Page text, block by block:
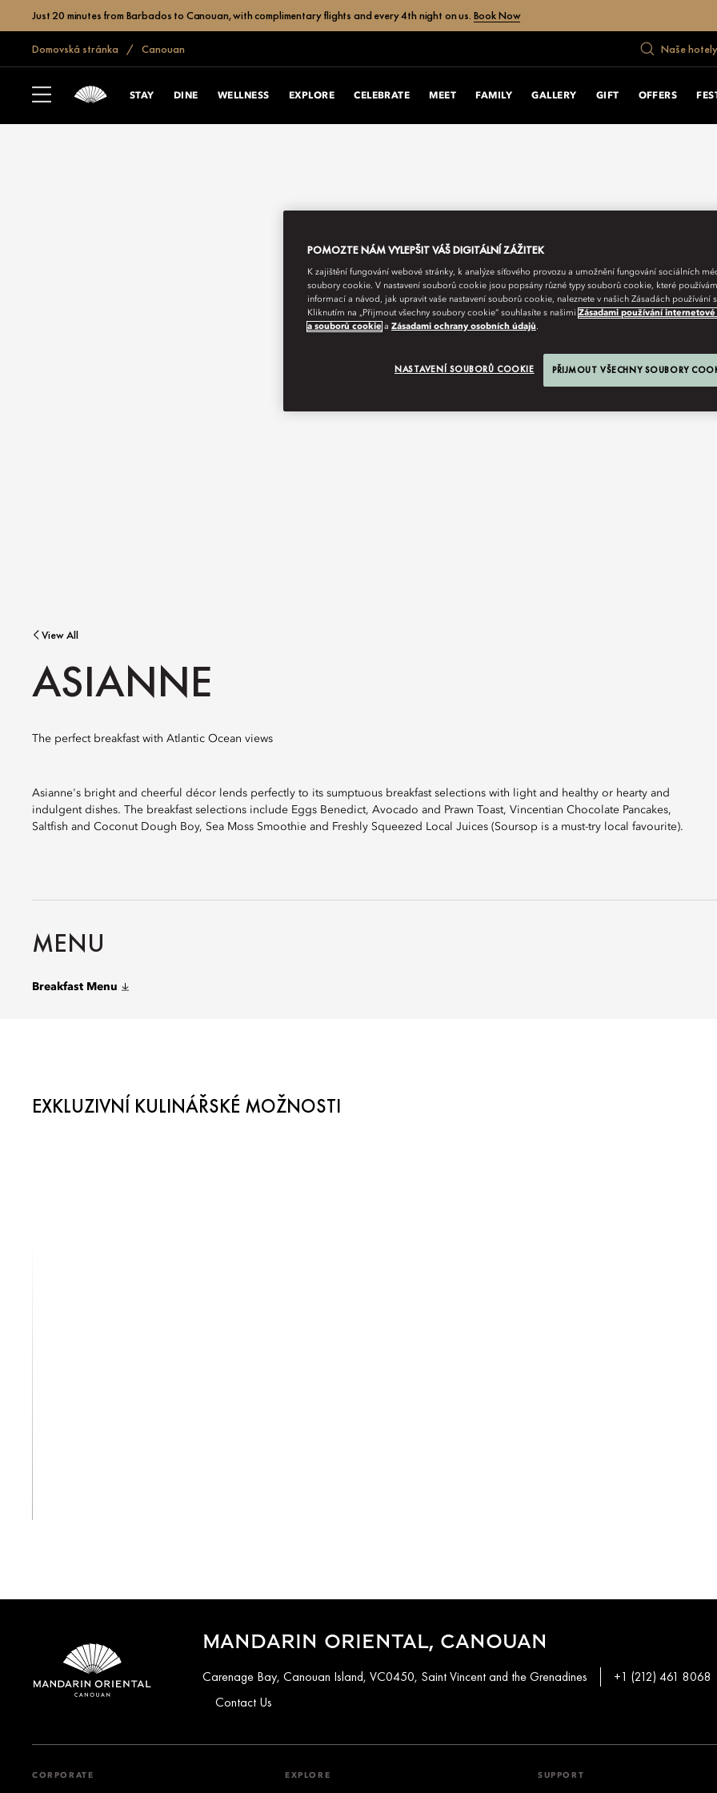
Just 20 minutes from Barbados to Canouan, with complimentary flights and every 4th night on us. Book Now
Domovská stránka Canouan Naše
STAY DINE WELLNESS EXPLORE CELEBRATE MEET FAMILY GALLERY GIFT OFFERS
View All
ASIANNE
The perfect breakfast with Atlantic Ocean views
Asianne's bright and cheerful décor lends perfectly to its sumptuous breakfast selections with light and healthy or hearty and
indulgent dishes. The breakfast selections include Eggs Benedict, Avocado and Prawn Toast, Vincentian Chocolate Pancakes,
Saltfish and Coconut Dough Boy, Sea Moss Smoothie and Freshly Squeezed Local Juices (Soursop is a must-try local favourite).
MENU
Breakfast Menu
EXKLUZIVNÍ KULINÁŘSKÉ MOŽNOSTI
MANDARIN ORIENTAL, CANOUAN
Carenage Bay, Canouan Island, VC0450, Saint Vincent and the Grenadines
+1 (212) 461 8068
Contact Us
CORPORATE EXPLORE SUPPORT
POMOZTE NÁM VYLEPŠIT VÁŠ DIGITÁLNÍ ZÁŽITEK
K zajištění fungování webové stránky, k analýze síťového provozu a umožnění fungování sociálních
soubory cookie. V nastavení souborů cookie jsou popsány různé typy souborů cookie, které
informací a návod, jak upravit vaše nastavení souborů cookie, naleznete v našich Zásadách používání
Kliknutím na „Přijmout všechny soubory cookie“ souhlasíte s našimi Zásadami používání
a souborů cookie a Zásadami ochrany osobních údajů.
NASTAVENÍ SOUBORŮ COOKIE PŘIJMOUT VŠECHNY SOUBORY